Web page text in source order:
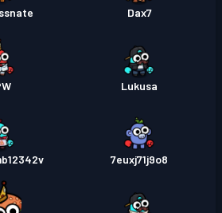
Dax7
Lukusa
7euxj71j9o8